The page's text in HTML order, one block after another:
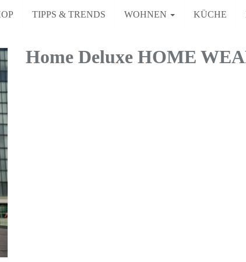
TIPPS & TRENDS WOHNEN KÜCHE
Home Deluxe HOME